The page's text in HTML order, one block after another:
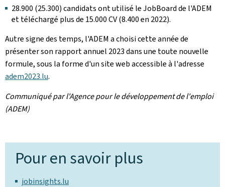
28.900 (25.300) candidats ont utilisé le JobBoard de l'ADEM
et téléchargé plus de 15.000 CV (8.400 en 2022).
Autre signe des temps, l'ADEM a choisi cette année de
présenter son rapport annuel 2023 dans une toute nouvelle
formule, sous la forme d'un site web accessible à l'adresse
adem2023.lu.
Communiqué par l'Agence pour le développement de l'emploi
(ADEM)
Pour en savoir plus
jobinsights.lu